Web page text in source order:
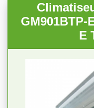
GM901BTP-
E